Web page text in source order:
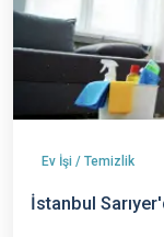
Ev İşi / Temizlik